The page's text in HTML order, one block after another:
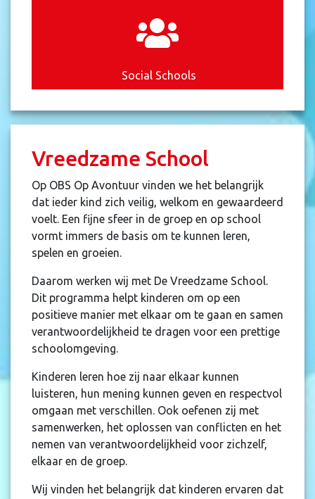
Social Schools
Vreedzame School
Op OBS Op Avontuur vinden we het belangrijk
dat ieder kind zich veilig, welkom en gewaardeerd
voelt. Een fijne sfeer in de groep en op school
vormt immers de basis om te kunnen leren,
spelen en groeien.
Daarom werken wij met De Vreedzame School.
Dit programma helpt kinderen om op een
positieve manier met elkaar om te gaan en samen
verantwoordelijkheid te dragen voor een prettige
schoolomgeving.
Kinderen leren hoe zij naar elkaar kunnen
luisteren, hun mening kunnen geven en respectvol
omgaan met verschillen. Ook oefenen zij met
samenwerken, het oplossen van conflicten en het
nemen van verantwoordelijkheid voor zichzelf,
elkaar en de groep.
Wij vinden het belangrijk dat kinderen ervaren dat